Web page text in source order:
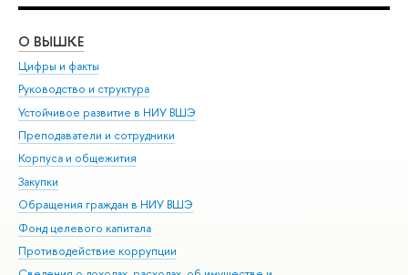
О ВЫШКЕ
Цифры и факты
Руководство и структура
Устойчивое развитие в НИУ ВШЭ
Преподаватели и сотрудники
Корпуса и общежития
Закупки
Обращения граждан в НИУ ВШЭ
Фонд целевого капитала
Противодействие коррупции